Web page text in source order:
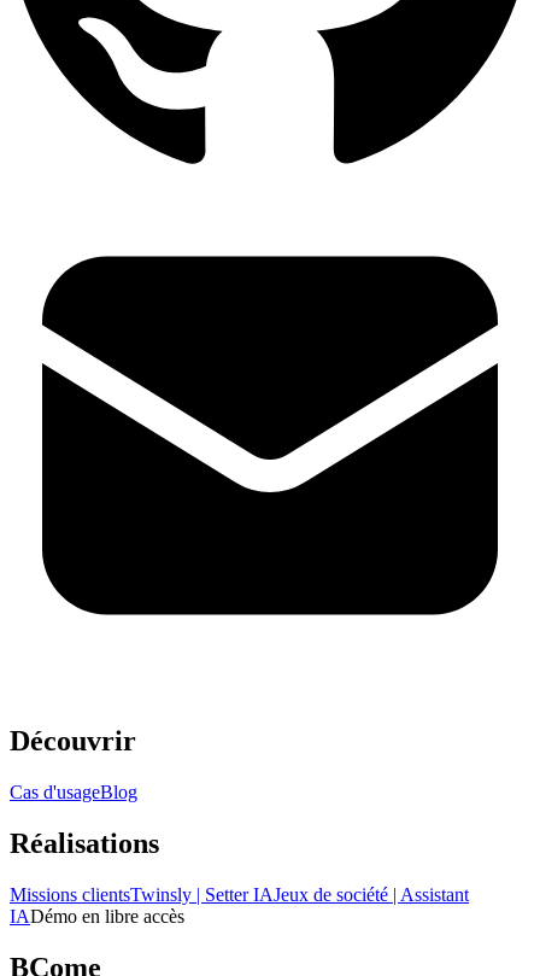
Découvrir
Cas d'usageBlog
Réalisations
Missions clientsTwinsly | Setter IAJeux de société | Assistant
IADémo en libre accès
BCome